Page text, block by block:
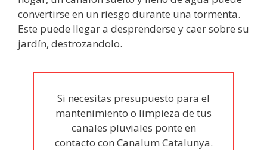
convertirse en un riesgo durante una tormenta.
Este puede llegar a desprenderse y caer sobre su
jardín, destrozandolo.
Si necesitas presupuesto para el
mantenimiento o limpieza de tus
canales pluviales ponte en
contacto con Canalum Catalunya.